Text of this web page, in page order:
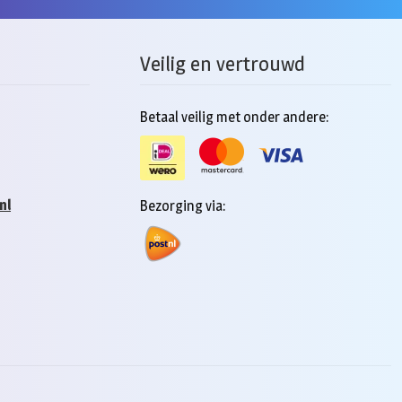
Veilig en vertrouwd
Betaal veilig met onder andere:
Bezorging via: